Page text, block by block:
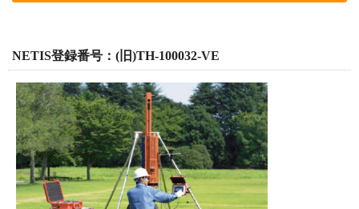
NETIS登録番号：(旧)TH-100032-VE